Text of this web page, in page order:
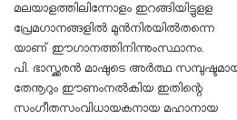
മലയാളത്തിലിന്നോളം ഇറങ്ങിയിട്ടുളള
പ്രേമഗാനങ്ങളിൽ മുൻനിരയിൽതന്നെ
യാണ് ഈഗാനത്തിനിന്നുംസ്ഥാനം.
പി. ഭാസ്ക്കരൻ മാഷുടെ അർത്ഥ
തേനൂറും ഈണംനൽകിയ ഇതിന്റെ
സംഗീതസംവിധായകനായ മഹാനായ